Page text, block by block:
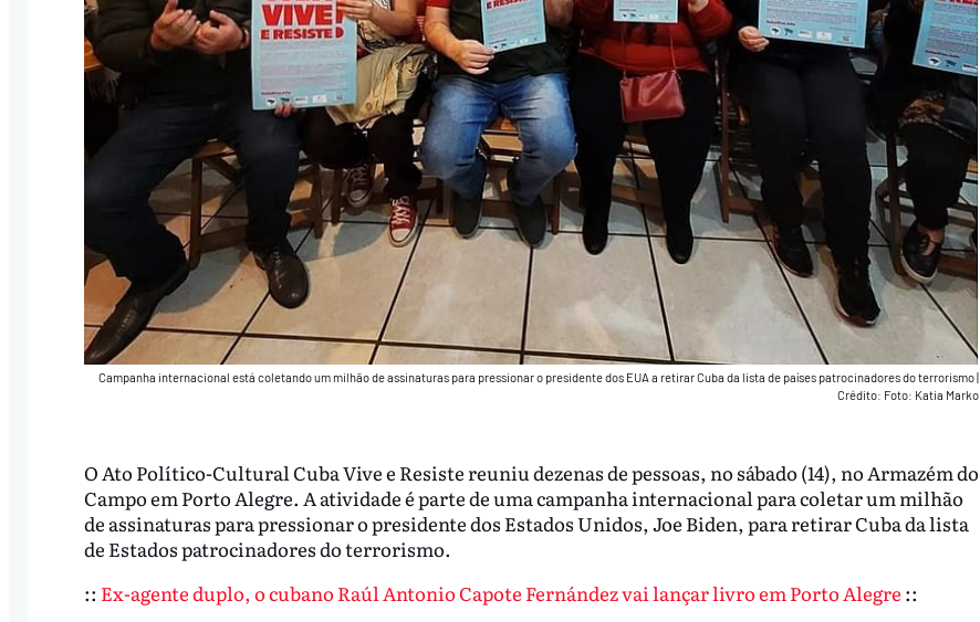
Campanha internacional está coletando um milhão de assinaturas para pressionar o presidente dos EUA a retirar Cuba da lista de países patrocinadores do terrorismo|
Crédito: Foto: Katia Marko
O Ato Político-Cultural Cuba Vive e Resiste reuniu dezenas de pessoas, no sábado (14), no Armazém do
Campo em Porto Alegre. A atividade é parte de uma campanha internacional para coletar um milhão
de assinaturas para pressionar o presidente dos Estados Unidos, Joe Biden, para retirar Cuba da lista
de Estados patrocinadores do terrorismo.
:: Ex-agente duplo, o cubano Raúl Antonio Capote Fernández vai lançar livro em Porto Alegre ::